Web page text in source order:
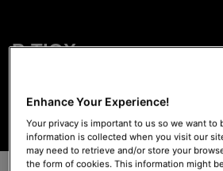
P-TIOX
EN SAVOIR PLUS
Enhance Your Experience!
Your privacy is important to us so we want to
information is collected when you visit our
may need to retrieve and/or store your
the form of cookies. This information might